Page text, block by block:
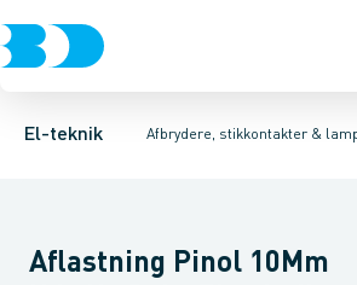
El-teknik Afbrydere, stikkontakter &
Afbrydere, stikkontakter & lampeudtag
Afbryder og stikdåsemateriel
Afbryder og stikkontakt kombination
Aflastning Pinol 10Mm